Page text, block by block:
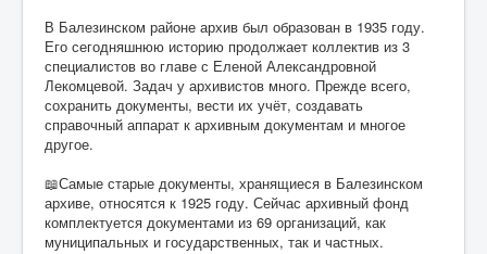
В Балезинском районе архив был образован в 1935 году.
Его сегодняшнюю историю продолжает коллектив из 3
специалистов во главе с Еленой Александровной
Лекомцевой. Задач у архивистов много. Прежде всего,
сохранить документы, вести их учёт, создавать
справочный аппарат к архивным документам и многое
другое.
📖Самые старые документы, хранящиеся в Балезинском
архиве, относятся к 1925 году. Сейчас архивный фонд
комплектуется документами из 69 организаций, как
муниципальных и государственных, так и частных.